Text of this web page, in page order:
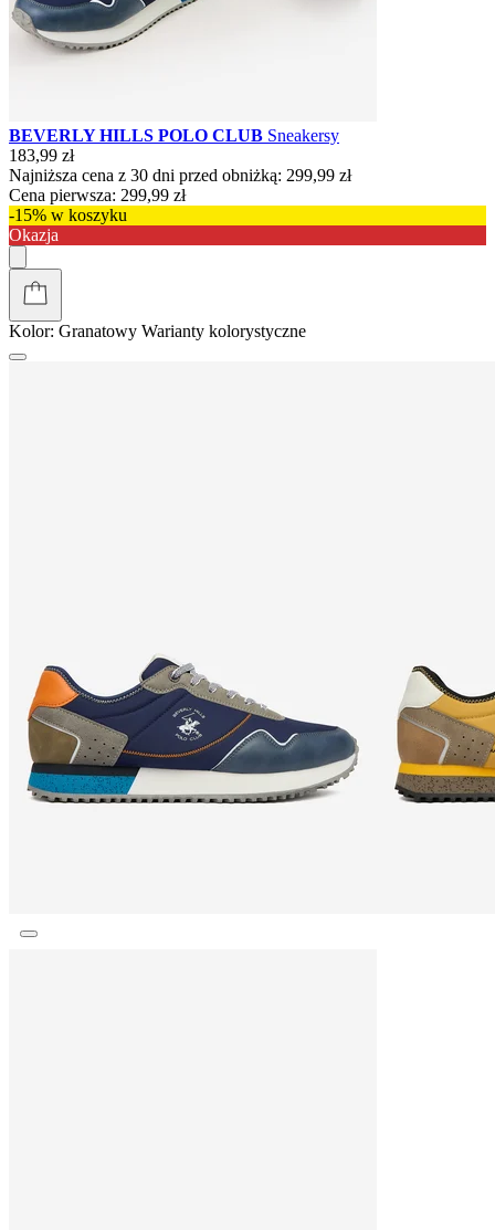
BEVERLY HILLS POLO CLUB Sneakersy
183,99 zł
Najniższa cena z 30 dni przed obniżką: 299,99 zł
Cena pierwsza: 299,99 zł
-15% w koszyku
Okazja
Kolor: Granatowy Warianty kolorystyczne